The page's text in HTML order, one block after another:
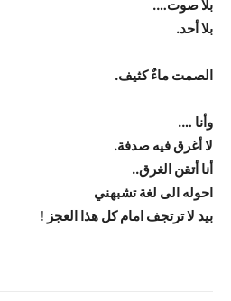
بلا صوت….
بلا أحد.
الصمت ماءٌ كثيف.
وأنا ….
لا أغرق فيه صدفة.
أنا أتقن الغرق..
احوله الى لغة تشبهني
بيد لا ترتجف امام كل هذا العجز !